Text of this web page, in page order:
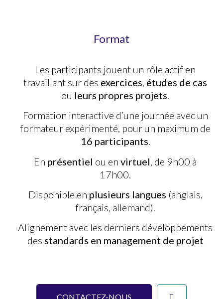
Format
Les participants jouent un rôle actif en
travaillant sur des exercices études de cas
ou leurs propres projets
Formation interactive d’une journée avec un
formateur expérimenté, pour un maximum de
16 participants.
En présentiel ou en virtuel , de 9h00 à
17h00.
Disponible en plusieurs langues (anglais,
français, allemand).
Alignement avec les derniers développements
des standards en management de projet
CONTACTEZ-NOUS